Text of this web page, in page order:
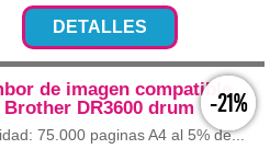
DETALLES
-21%
de imagen compatible
Brother DR3600 drum
75.000 paginas A4 al 5% de...